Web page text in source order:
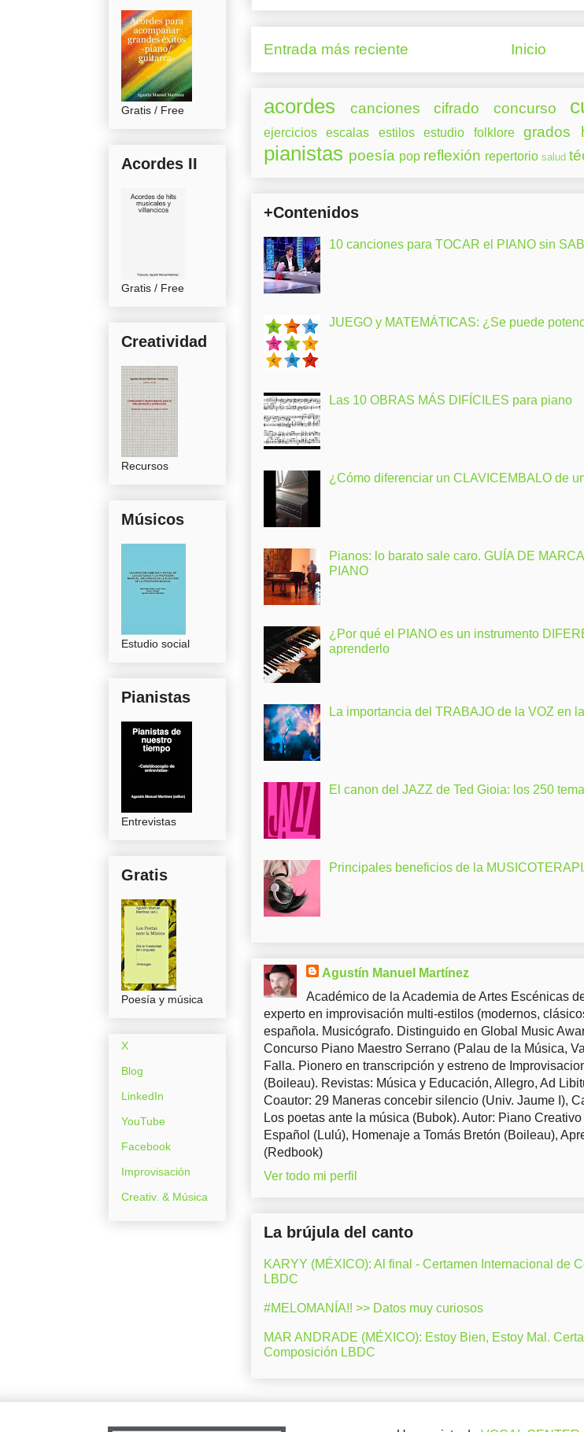
Entrada más reciente Inicio
acordes canciones cifrado concurso
ejercicios escalas estilos estudio folklore grados
pianistas poesía pop reflexión repertorio salud
+Contenidos
10 canciones para TOCAR el PIANO sin
JUEGO y MATEMÁTICAS: ¿Se puede
Las 10 OBRAS MÁS DIFÍCILES para piano
¿Cómo diferenciar un CLAVICEMBALO de
Pianos: lo barato sale caro. GUÍA DE
PIANO
¿Por qué el PIANO es un instrumento
aprenderlo
La importancia del TRABAJO de la VOZ en
El canon del JAZZ de Ted Gioia: los 250
Principales beneficios de la
Agustín Manuel Martínez
Académico de la Academia de Artes Escénicas
experto en improvisación multi-estilos (modernos,
española. Musicógrafo. Distinguido en Global Music
Concurso Piano Maestro Serrano (Palau de la Música,
Falla. Pionero en transcripción y estreno de
(Boileau). Revistas: Música y Educación, Allegro, Ad
Coautor: 29 Maneras concebir silencio (Univ. Jaume I),
Los poetas ante la música (Bubok). Autor: Piano
Español (Lulú), Homenaje a Tomás Bretón (Boileau),
(Redbook)
Ver todo mi perfil
La brújula del canto
KARYY (MÉXICO): Al final - Certamen Internacional de
LBDC
#MELOMANÍA!! >> Datos muy curiosos
MAR ANDRADE (MÉXICO): Estoy Bien, Estoy Mal.
Composición LBDC
Gratis / Free
Acordes II
Gratis / Free
Creatividad
Recursos
Músicos
Estudio social
Pianistas
Entrevistas
Gratis
Poesía y música
X
Blog
LinkedIn
YouTube
Facebook
Improvisación
Creativ. & Música